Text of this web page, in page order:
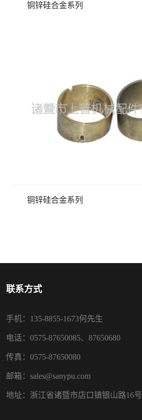
铜锌硅合金系列
铜锌硅合金系列
联系方式
手机：135-8855-1673何先生
电话：0575-87650085、87650680
传真：0575-87650080
邮箱：sales@sanypu.com
地址：浙江省诸暨市店口镇银山路16号